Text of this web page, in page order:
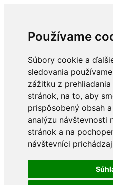
Používame
Súbory cookie a
sledovania
zážitku z
stránok, na to, aby
prispôsobený obsah
analýzu návštevnosti
stránok a na
návštevníci